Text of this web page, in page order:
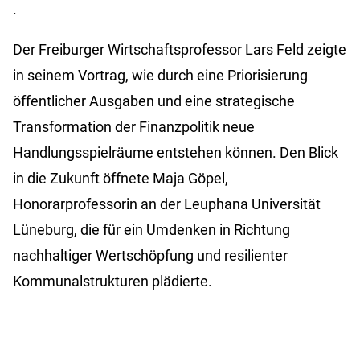
.
Der Freiburger Wirtschaftsprofessor Lars Feld zeigte
in seinem Vortrag, wie durch eine Priorisierung
öffentlicher Ausgaben und eine strategische
Transformation der Finanzpolitik neue
Handlungsspielräume entstehen können. Den Blick
in die Zukunft öffnete Maja Göpel,
Honorarprofessorin an der Leuphana Universität
Lüneburg, die für ein Umdenken in Richtung
nachhaltiger Wertschöpfung und resilienter
Kommunalstrukturen plädierte.